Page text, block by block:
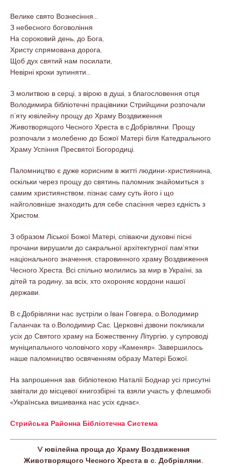
Велике свято Вознесіння…
З небесного боговоління
На сороковий день, до Бога,
Христу спрямована дорога,
Щоб дух святий нам посилати,
Невірні кроки зупиняти…
З молитвою в серці, з вірою в душі, з благословення отця
Володимира бібліотечні працівники Стрийщини розпочали
п’яту ювілейну прощу до Храму Воздвиження
Животворящого Чесного Хреста в с.Добрівляни. Прощу
розпочали з молебеню до Божої Матері біля Катедрального
Храму Успіння Пресвятої Богородиці.
Паломництво є дуже корисним в житті людини-християнина,
оскільки через прощу до святинь паломник знайомиться з
самим християнством, пізнає саму суть його і що
найголовніше знаходить для себе спасіння через єдність з
Христом.
З образом Ліської Божої Матері, співаючи духовні пісні
прочани вирушили до сакральної архітектурної пам’ятки
національного значення, старовинного храму Воздвиження
Чесного Хреста. Всі спільно молились за мир в Україні, за
дітей та родину, за всіх, хто охороняє кордони нашої
держави.
В с.Добрівляни нас зустріли о.Іван Говгера, о.Володимир
Галанчак та о.Володимир Сас. Церковні дзвони покликали
усіх до Святого храму на Божественну Літургію, у супроводі
муніципального чоловічого хору «Каменяр». Завершилось
наше паломництво освяченням образу Матері Божої.
На запрошення зав. бібліотекою Наталії Боднар усі присутні
завітали до місцевої книгозбірні та взяли участь у флешмобі
«Українська вишиванка нас усіх єднає».
Стрийська Районна Бібліотечна Система
V ювілейна проща до Храму Воздвиження
Животворящого Чесного Хреста в с. Добрівляни.